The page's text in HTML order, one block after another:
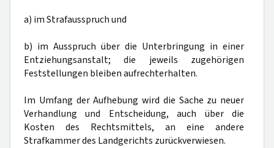
a) im Strafausspruch und
b) im Ausspruch über die Unterbringung in einer
Entziehungsanstalt; die jeweils zugehörigen
Feststellungen bleiben aufrechterhalten.
Im Umfang der Aufhebung wird die Sache zu neuer
Verhandlung und Entscheidung, auch über die
Kosten des Rechtsmittels, an eine andere
Strafkammer des Landgerichts zurückverwiesen.